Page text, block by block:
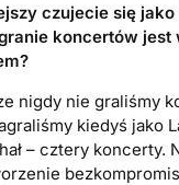
czujecie się jako
koncertów jest
nigdy nie graliśmy
kiedyś jako
– cztery koncerty.